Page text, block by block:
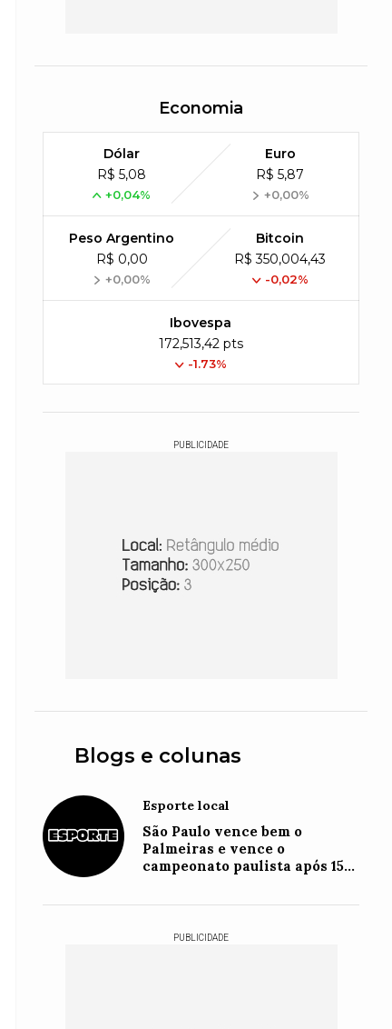
Economia
Dólar
R$ 5,08
+0,04%
Euro
R$ 5,87
+0,00%
Peso Argentino
R$ 0,00
+0,00%
Bitcoin
R$ 350,004,43
-0,02%
Ibovespa
172,513,42 pts
-1.73%
PUBLICIDADE
Blogs e colunas
Esporte local
São Paulo vence bem o
Palmeiras e vence o
campeonato paulista após 15
PUBLICIDADE